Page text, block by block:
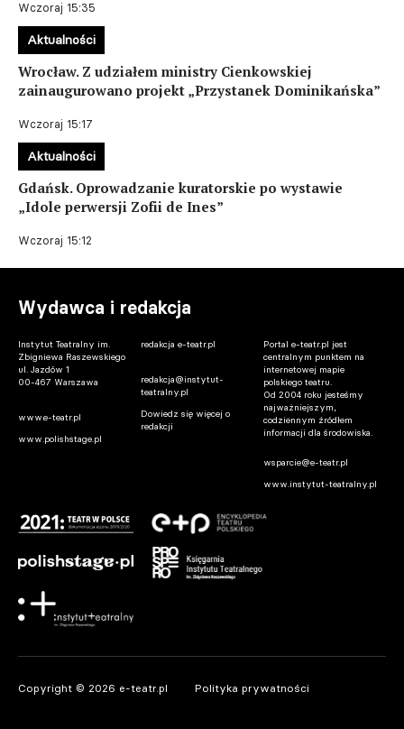
Wczoraj 15:35
Wrocław. Z udziałem ministry Cienkowskiej
zainaugurowano projekt „Przystanek Dominikańska”
Wczoraj 15:17
Aktualności
Gdańsk. Oprowadzanie kuratorskie po wystawie
„Idole perwersji Zofii de Ines”
Wczoraj 15:12
Aktualności
Wydawca i redakcja
Instytut Teatralny im.
Zbigniewa Raszewskiego
ul. Jazdów 1
00-467 Warszawa
www.e-teatr.pl
www.polishstage.pl
redakcja e-teatr.pl
redakcja@instytut-
teatralny.pl
Dowiedz się więcej o
redakcji
Portal e-teatr.pl jest
centralnym punktem na
internetowej mapie
polskiego teatru.
Od 2004 roku jesteśmy
najważniejszym,
codziennym źródłem
informacji dla środowiska.
wsparcie@e-teatr.pl
www.instytut-teatralny.pl
Copyright © 2026 e-teatr.pl Polityka prywatności